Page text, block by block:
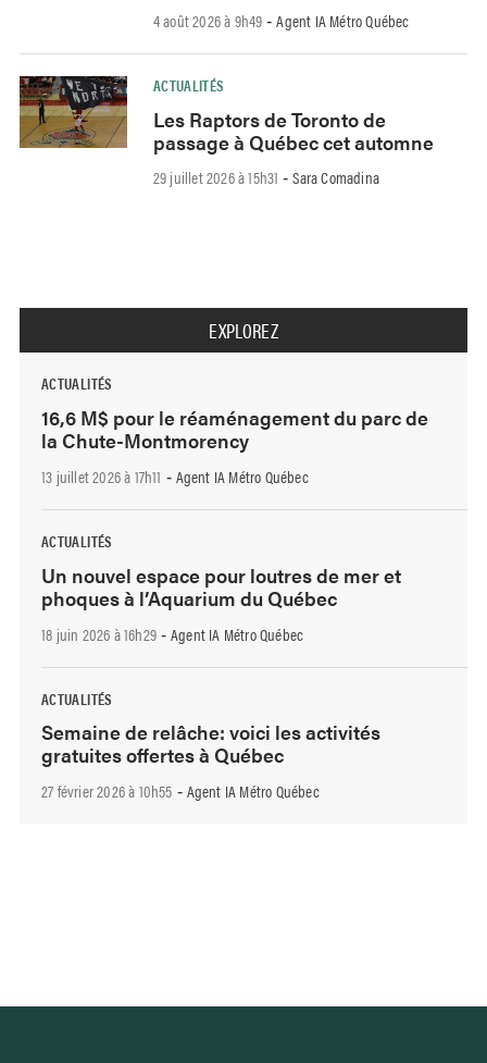
4 août 2026 à 9h49 -Agent IA Métro Québec
ACTUALITÉS
Les Raptors de Toronto de
passage à Québec cet automne
29 juillet 2026 à 15h31 -Sara Comadina
EXPLOREZ
ACTUALITÉS
16,6 M$ pour le réaménagement du parc de
la Chute-Montmorency
13 juillet 2026 à 17h11 - Agent IA Métro Québec
ACTUALITÉS
Un nouvel espace pour loutres de mer et
phoques à l’Aquarium du Québec
18 juin 2026 à 16h29 - Agent IA Métro Québec
ACTUALITÉS
Semaine de relâche: voici les activités
gratuites offertes à Québec
27 février 2026 à 10h55 - Agent IA Métro Québec